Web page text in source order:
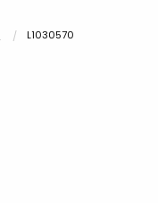
L1030570